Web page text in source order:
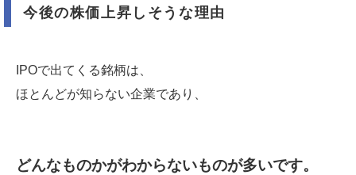
今後の株価上昇しそうな理由
IPOで出てくる銘柄は、
ほとんどが知らない企業であり、
どんなものかがわからないものが多いです。